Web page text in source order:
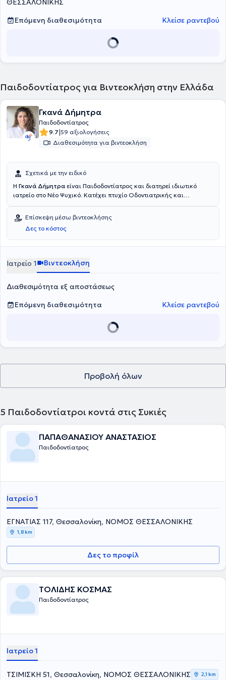
FASTBRACES, περιοδοντολογία, προσθετική, ενδοδοντία και
ΘΕΣΣΑΛΟΝΙΚΗΣ
Επόμενη διαθεσιμότητα
Κλείσε ραντεβού
Παιδοδοντίατρος για Βιντεοκλήση στην Ελλάδα
Γκανά Δήμητρα
Παιδοδοντίατρος
9.7|59 αξιολογήσεις
Διαθεσιμότητα για βιντεοκλήση
Σχετικά με την ειδικό
Η Γκανά Δήμητρα είναι Παιδοδοντίατρος και διατηρεί ιδιωτικό
ιατρείο στο Νέο Ψυχικό. Κατέχει πτυχίο Οδοντιατρικής και
προσθετική, επανορθωτική, αισθητική οδοντιατρική, λεύκανση,
ορθοδοντική, παιδοδοντία και προληπτική οδοντιατρική. Ο χώρος
του ιατρείου είναι πλήρως εξοπλισμένος, ενώ είναι καθαρός και
φιλόξενος τόσο για τους μεγάλους, όσο και για τους μικρούς
Επίσκεψη μέσω βιντεοκλήσης
Δες το κόστος
Ιατρείο 1 Βιντεοκλήση
Διαθεσιμότητα εξ αποστάσεως
Επόμενη διαθεσιμότητα
Κλείσε ραντεβού
Προβολή όλων
5 Παιδοδοντίατροι κοντά στις Συκιές
ΠΑΠΑΘΑΝΑΣΙΟΥ ΑΝΑΣΤΑΣΙΟΣ
Παιδοδοντίατρος
Ιατρείο 1
ΕΓΝΑΤΙΑΣ 117, Θεσσαλονίκη, ΝΟΜΟΣ ΘΕΣΣΑΛΟΝΙΚΗΣ
1,8 km
Δες το προφίλ
ΤΟΛΙΔΗΣ ΚΟΣΜΑΣ
Παιδοδοντίατρος
Ιατρείο 1
ΤΣΙΜΙΣΚΗ 51, Θεσσαλονίκη, ΝΟΜΟΣ ΘΕΣΣΑΛΟΝΙΚΗΣ 2,1 km